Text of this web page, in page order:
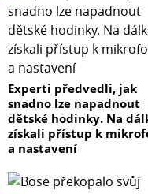
Experti předvedli, jak
snadno lze napadnout
dětské hodinky. Na
získali přístup k
a nastavení